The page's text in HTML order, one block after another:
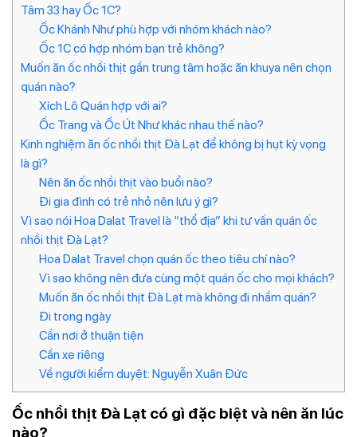
Tâm 33 hay Ốc 1C?
Ốc Khánh Như phù hợp với nhóm khách nào?
Ốc 1C có hợp nhóm bạn trẻ không?
Muốn ăn ốc nhồi thịt gần trung tâm hoặc ăn khuya nên chọn
quán nào?
Xích Lô Quán hợp với ai?
Ốc Trang và Ốc Út Như khác nhau thế nào?
Kinh nghiệm ăn ốc nhồi thịt Đà Lạt để không bị hụt kỳ vọng
là gì?
Nên ăn ốc nhồi thịt vào buổi nào?
Đi gia đình có trẻ nhỏ nên lưu ý gì?
Vì sao nói Hoa Dalat Travel là “thổ địa” khi tư vấn quán ốc
nhồi thịt Đà Lạt?
Hoa Dalat Travel chọn quán ốc theo tiêu chí nào?
Vì sao không nên đưa cùng một quán ốc cho mọi khách?
Muốn ăn ốc nhồi thịt Đà Lạt mà không đi nhầm quán?
Đi trong ngày
Cần nơi ở thuận tiện
Cần xe riêng
Về người kiểm duyệt: Nguyễn Xuân Đức
Ốc nhồi thịt Đà Lạt có gì đặc biệt và nên ăn lúc
nào?